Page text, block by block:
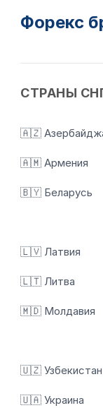
Форекс
СТРАНЫ
🇦🇿
🇦🇲 Армения
🇧🇾 Беларусь
🇱🇻 Латвия
🇱🇹 Литва
🇲🇩 Молдавия
🇺🇿 Узбекистан
🇺🇦 Украина